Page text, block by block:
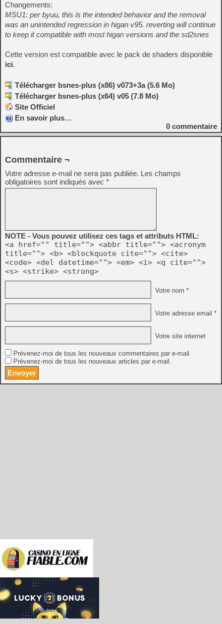
Changements:
MSU1: per byuu, this is the intended behavior and the removal
was an unintended regression in higan v95. reverting will continue
to keep it compatible with most higan versions and the sd2snes
Cette version est compatible avec le pack de shaders disponible
ici.
Télécharger bsnes-plus (x86) v073+3a (5.6 Mo)
Télécharger bsnes-plus (x64) v05 (7.8 Mo)
Site Officiel
En savoir plus…
0 commentaire
Commentaire ¬
Votre adresse e-mail ne sera pas publiée. Les champs
obligatoires sont indiqués avec *
NOTE - Vous pouvez utilisez ces tags et attributs HTML:
<a href="" title=""> <abbr title=""> <acronym
title=""> <b> <blockquote cite=""> <cite>
<code> <del datetime=""> <em> <i> <q cite="">
<s> <strike> <strong>
Votre nom *
Votre adresse email *
Votre site internet
Prévenez-moi de tous les nouveaux commentaires par e-mail.
Prévenez-moi de tous les nouveaux articles par e-mail.